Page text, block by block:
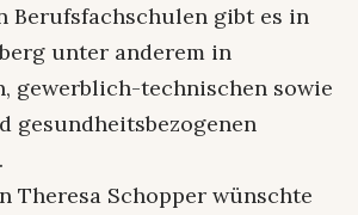
Berufsfachschulen gibt es in
unter anderem in
gewerblich-technischen sowie
gesundheitsbezogenen
Theresa Schopper wünschte